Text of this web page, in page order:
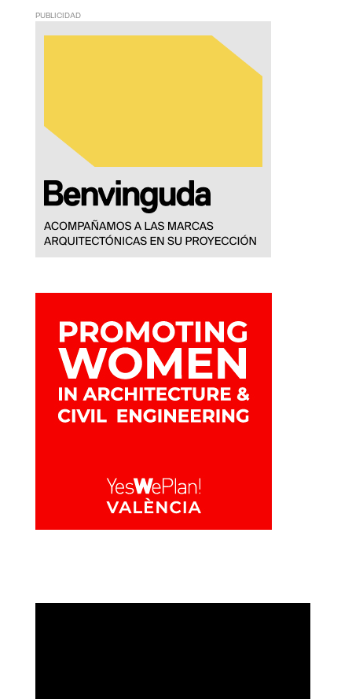
PUBLICIDAD